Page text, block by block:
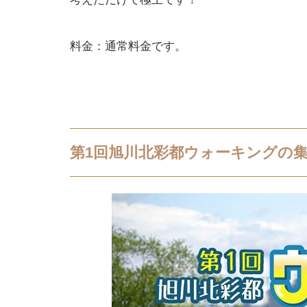
料金：通常料金です。
第1回旭川北彩都ウォーキングの